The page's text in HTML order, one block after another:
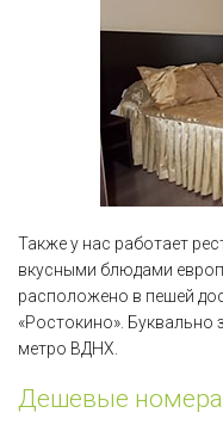
Также у нас работает
вкусными блюдами
расположено в пешей
«Ростокино». Буквально
метро ВДНХ.
Дешевые номера